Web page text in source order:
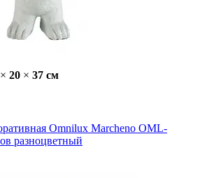
× 20 × 37 cм
Omnilux Marcheno OML-
разноцветный